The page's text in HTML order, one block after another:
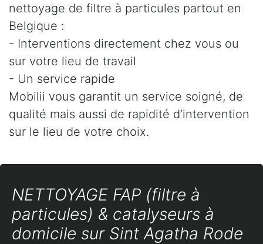
nettoyage de filtre à particules partout en
Belgique :
- Interventions directement chez vous ou
sur votre lieu de travail
- Un service rapide
Mobilii vous garantit un service soigné, de
qualité mais aussi de rapidité d’intervention
sur le lieu de votre choix.
NETTOYAGE FAP (filtre à
particules) & catalyseurs à
domicile sur Sint Agatha Rode